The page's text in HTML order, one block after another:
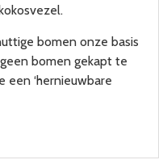
bomen onze basis
bomen gekapt te
een ‘hernieuwbare